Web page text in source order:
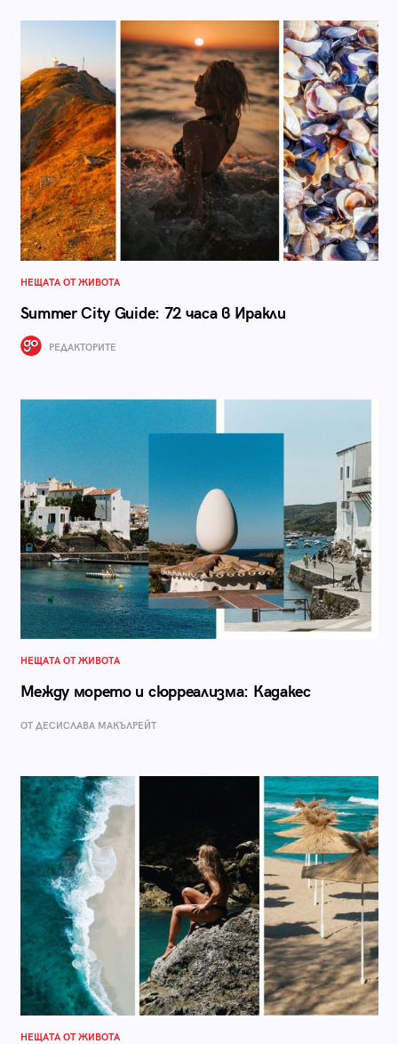
НЕЩАТА ОТ ЖИВОТА
Summer City Guide: 72 часа в Иракли
РЕДАКТОРИТЕ
НЕЩАТА ОТ ЖИВОТА
Между морето и сюрреализма: Кадакес
ОТ ДЕСИСЛАВА МАКЪЛРЕЙТ
НЕЩАТА ОТ ЖИВОТА